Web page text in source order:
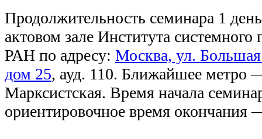
Продолжительность семинара 1
актовом зале Института
РАН по адресу: Москва, ул.
дом 25, ауд. 110. Ближайшее метро
Марксистская. Время начала
ориентировочное время окончания